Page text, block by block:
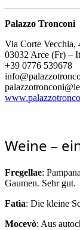
Palazzo Tronconi
Via Corte Vecchia,
03032 Arce (Fr) –
+39 0776 539678
Weine –
Fregellae:
Gaumen. Sehr gut.
Fatìa: Die kleine
Mocevò: Aus